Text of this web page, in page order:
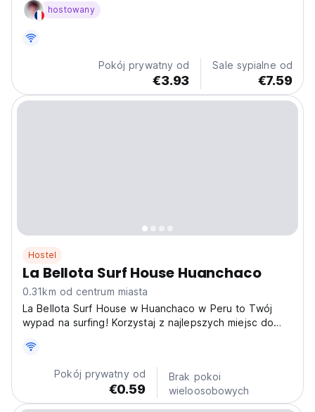
surfingu i autentyczne wrażenia. (Auto-translated from
hostowany
Pokój prywatny od
€3.93
Sale sypialne od
€7.59
Hostel
La Bellota Surf House Huanchaco
0.31km od centrum miasta
La Bellota Surf House w Huanchaco w Peru to Twój
wypad na surfing! Korzystaj z najlepszych miejsc do
hostelu na plaży. (Auto-translated from original
Pokój prywatny od
€0.59
Brak pokoi
wieloosobowych